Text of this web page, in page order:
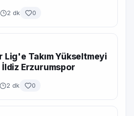
2 dk 0
Lig'e Takım Yükseltmeyi
Erzurumspor
2 dk 0